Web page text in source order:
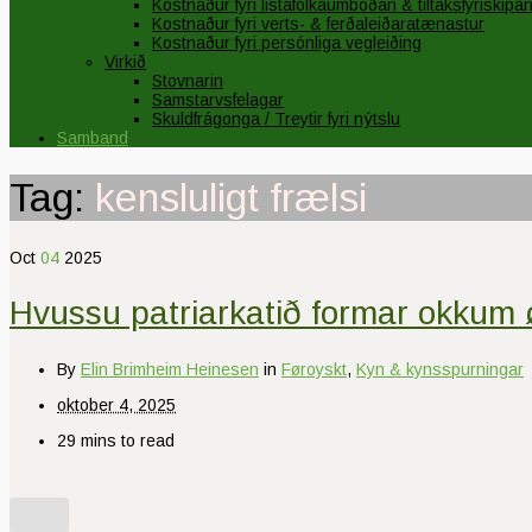
Kostnaður fyri listafólkaumboðan & tiltaksfyriskipan
Kostnaður fyri verts- & ferðaleiðaratænastur
Kostnaður fyri persónliga vegleiðing
Virkið
Stovnarin
Samstarvsfelagar
Skuldfrágonga / Treytir fyri nýtslu
Samband
Tag: kensluligt frælsi
Oct 04 2025
Hvussu patriarkatið formar okkum
By Elin Brimheim Heinesen in Føroyskt, Kyn & kynsspurningar
oktober 4, 2025
29 mins to read